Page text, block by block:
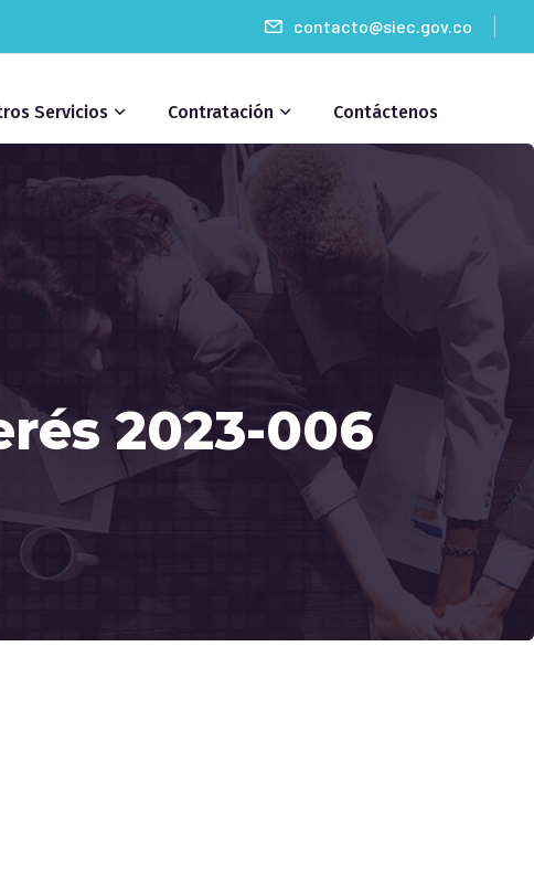
contacto@siec.gov.co
Servicios Contratación Contáctenos
2023-006